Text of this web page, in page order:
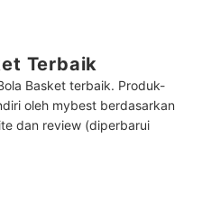
Terbaik
Basket terbaik. Produk-
oleh mybest berdasarkan
dan review (diperbarui